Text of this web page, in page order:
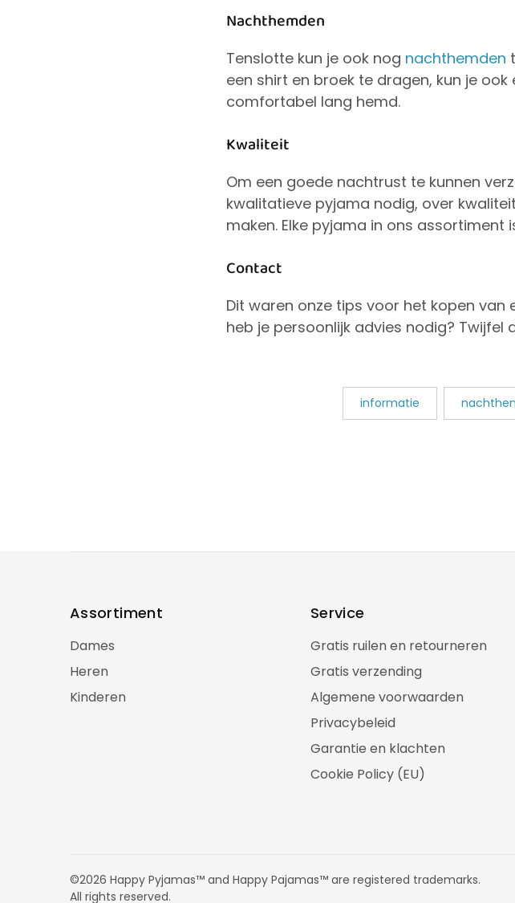
Nachthemden
Tenslotte kun je ook nog nachthemden
een shirt en broek te dragen, kun je
comfortabel lang hemd.
Kwaliteit
Om een goede nachtrust te kunnen
kwalitatieve pyjama nodig, over
maken. Elke pyjama in ons assortiment
Contact
Dit waren onze tips voor het kopen
heb je persoonlijk advies nodig? Twijfel
informatie
Assortiment
Dames
Heren
Kinderen
Service
Gratis ruilen en retourneren
Gratis verzending
Algemene voorwaarden
Privacybeleid
Garantie en klachten
Cookie Policy (EU)
©2026 Happy Pyjamas™ and Happy Pajamas™ are registered trademarks.
All rights reserved.